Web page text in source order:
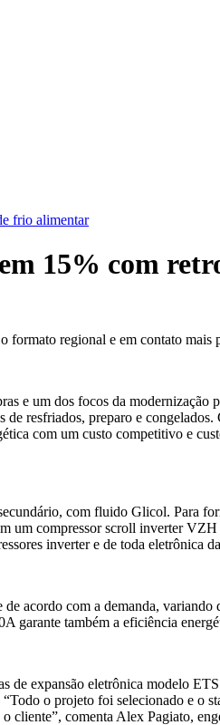
frio alimentar
15% com
regional e em contato mais
e um dos focos da
de resfriados, preparo e
com um custo competitivo e
com fluido Glicol. Para
compressor scroll inverter
inverter e de toda eletrônica
acordo com a demanda,
também a eficiência
expansão eletrônica modelo
o projeto foi selecionado e o
cliente”, comenta Alex Pagiato,